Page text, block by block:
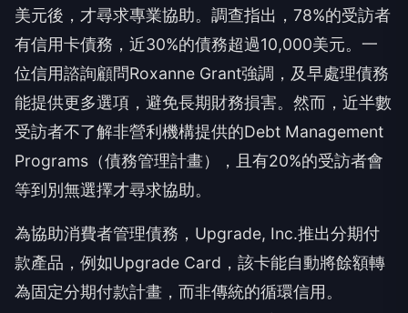
美元後，才尋求專業協助。調查指出，78%的受訪者
有信用卡債務，近30%的債務超過10,000美元。一
位信用諮詢顧問Roxanne Grant強調，及早處理債務
能提供更多選項，避免長期財務損害。然而，近半數
受訪者不了解非營利機構提供的Debt Management
Programs（債務管理計畫），且有20%的受訪者會
等到別無選擇才尋求協助。
為協助消費者管理債務，Upgrade, Inc.推出分期付
款產品，例如Upgrade Card，該卡能自動將餘額轉
為固定分期付款計畫，而非傳統的循環信用。